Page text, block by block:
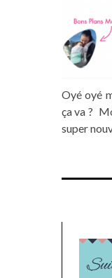
Oyé oyé
ça va ?
super